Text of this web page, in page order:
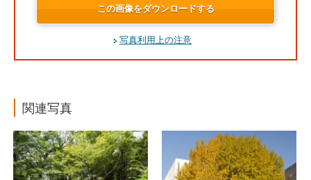
この画像をダウンロードする
写真利用上の注意
関連写真